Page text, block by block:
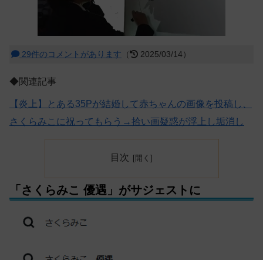
29件のコメントがあります （ 2025/03/14）
◆関連記事
【炎上】とある35Pが結婚して赤ちゃんの画像を投稿し、
さくらみこに祝ってもらう→拾い画疑惑が浮上し垢消し
目次
「さくらみこ 優遇」がサジェストに